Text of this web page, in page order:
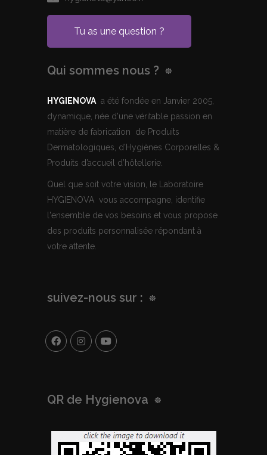
Tu as une question ?
Qui sommes nous ?
HYGIENOVA a été fondée en Janvier 2005,
dynamique, née d'une véritable passion en
matière de fabrication de Produits
Dermatologiques, d’Hygiènes Corporelles &
Produits d’accueil d’hôtellerie.
Quel que soit votre vision, le Laboratoire
HYGIENOVA vous accompagne, identifie
l'ensemble de vos besoins et vous propose
des produits personnalisée répondant à
votre attente.
suivez-nous sur :
QR de Hygienova